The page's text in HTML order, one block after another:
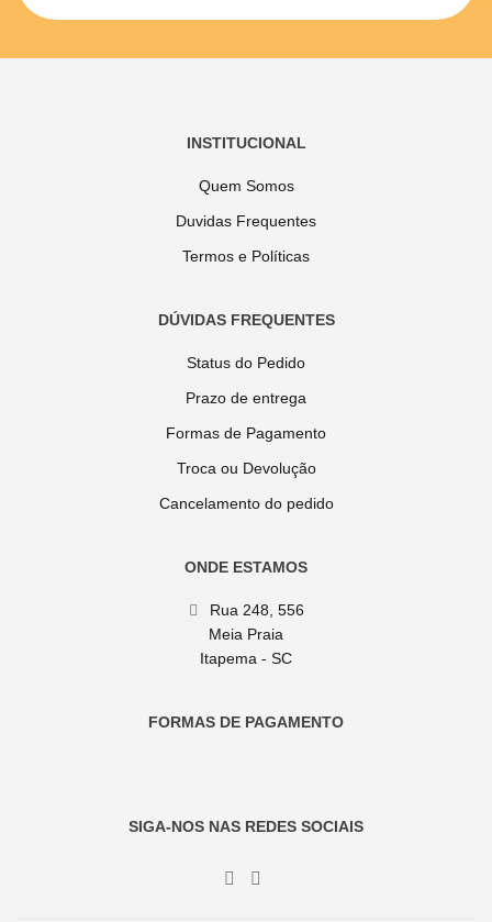
INSTITUCIONAL
Quem Somos
Duvidas Frequentes
Termos e Políticas
DÚVIDAS FREQUENTES
Status do Pedido
Prazo de entrega
Formas de Pagamento
Troca ou Devolução
Cancelamento do pedido
ONDE ESTAMOS
Rua 248, 556
Meia Praia
Itapema - SC
FORMAS DE PAGAMENTO
SIGA-NOS NAS REDES SOCIAIS